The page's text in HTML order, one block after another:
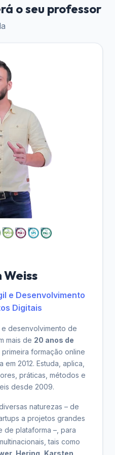
jornada como Product
o seu professor
Weiss
e Desenvolvimento
Digitais
desenvolvimento de
mais de 20 anos de
primeira formação online
2012. Estuda, aplica,
práticas, métodos e
desde 2009.
naturezas – de
a projetos grandes
plataforma –, para
tais como